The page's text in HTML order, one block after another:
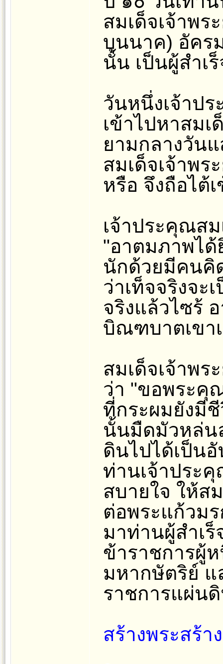
สมเด็จเจ้าพร
บุนนาค) อัคร
นั้น เป็นผู้สำเ
วันหนึ่งเจ้าป
เข้าไปหาสมเ
ยามกลางวัน
สมเด็จเจ้าพร
หรือ จึงถือไต้
เจ้าประคุณส
"อาตมภาพไ
นักด้วยมีคนคิ
ว่าเท็จจริงจะ
จริงแล้วไซร้
บิณฑบาตเขา
สมเด็จเจ้าพ
ว่า "ขอพระคุ
ที่กระผมยังมี
นั้นมืดมัวหล่น
ดินไปได้เป็น
ท่านเจ้าประ
สบายใจ ให้ส
ต่อพระแก้วม
มาท่านผู้สำเ
ข้าราชการผู้
มหากษัตริย์ แ
ราชการแผ่น
สร้างพระสร้า